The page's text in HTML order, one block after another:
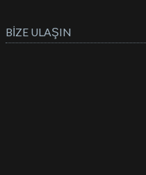
BİZE ULAŞIN